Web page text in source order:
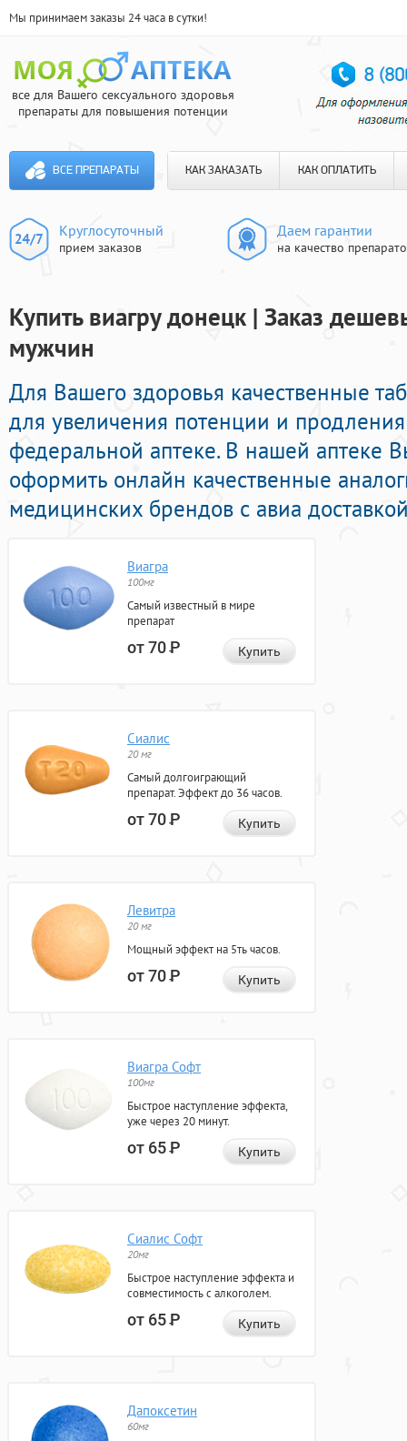
Мы принимаем заказы 24 часа в сутки!
все для Вашего сексуального здоровья
препараты для повышения потенции
ВСЕ ПРЕПАРАТЫ КАК ЗАКАЗАТЬ КАК ОПЛАТИТЬ
Круглосуточный
прием заказов
Даем гарантии
на качество
Купить виагру донецк | Заказ
мужчин
Для Вашего здоровья качественные
для увеличения потенции и продления
федеральной аптеке. В нашей аптеке
оформить онлайн качественные
медицинских брендов с авиа
Виагра
100мг
Самый известный в мире
препарат
от 70Р Купить
Сиалис
20 мг
Самый долгоиграющий
препарат. Эффект до 36 часов.
от 70Р Купить
Левитра
20 мг
Мощный эффект на 5ть часов.
от 70Р Купить
Виагра Софт
100мг
Быстрое наступление эффекта,
уже через 20 минут.
от 65Р Купить
Сиалис Софт
20мг
Быстрое наступление эффекта и
совместимость с алкоголем.
от 65Р Купить
Дапоксетин
60мг